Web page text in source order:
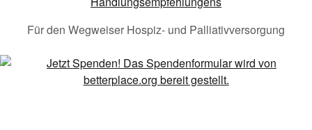
Für den Wegweiser Hospiz- und Palliativversorgung